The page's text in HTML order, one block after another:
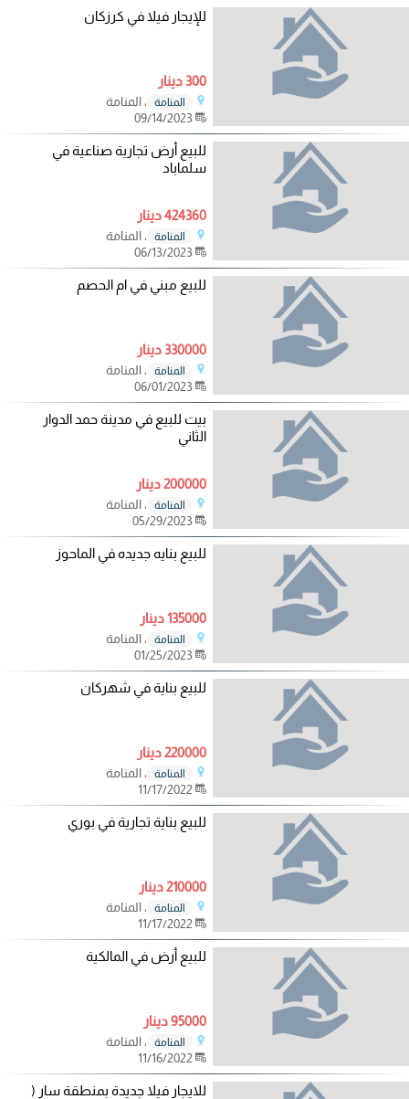
للإيجار فيلا في كرزكان
300 دينار
المنامة
، المنامة
09/14/2023
للبيع أرض تجارية صناعية في
سلماباد
424360 دينار
المنامة
، المنامة
06/13/2023
للبيع مبني في ام الحصم
330000 دينار
المنامة
، المنامة
06/01/2023
بيت للبيع في مدينة حمد الدوار
الثاني
200000 دينار
المنامة
، المنامة
05/29/2023
للبيع بنايه جديده في الماحوز
135000 دينار
المنامة
، المنامة
01/25/2023
للبيع بناية في شهركان
220000 دينار
المنامة
، المنامة
للبيع بناية تجارية في بوري
210000 دينار
المنامة
، المنامة
للبيع أرض في المالكية
95000 دينار
المنامة
، المنامة
للايجار فيلا جديدة بمنطقة سار (